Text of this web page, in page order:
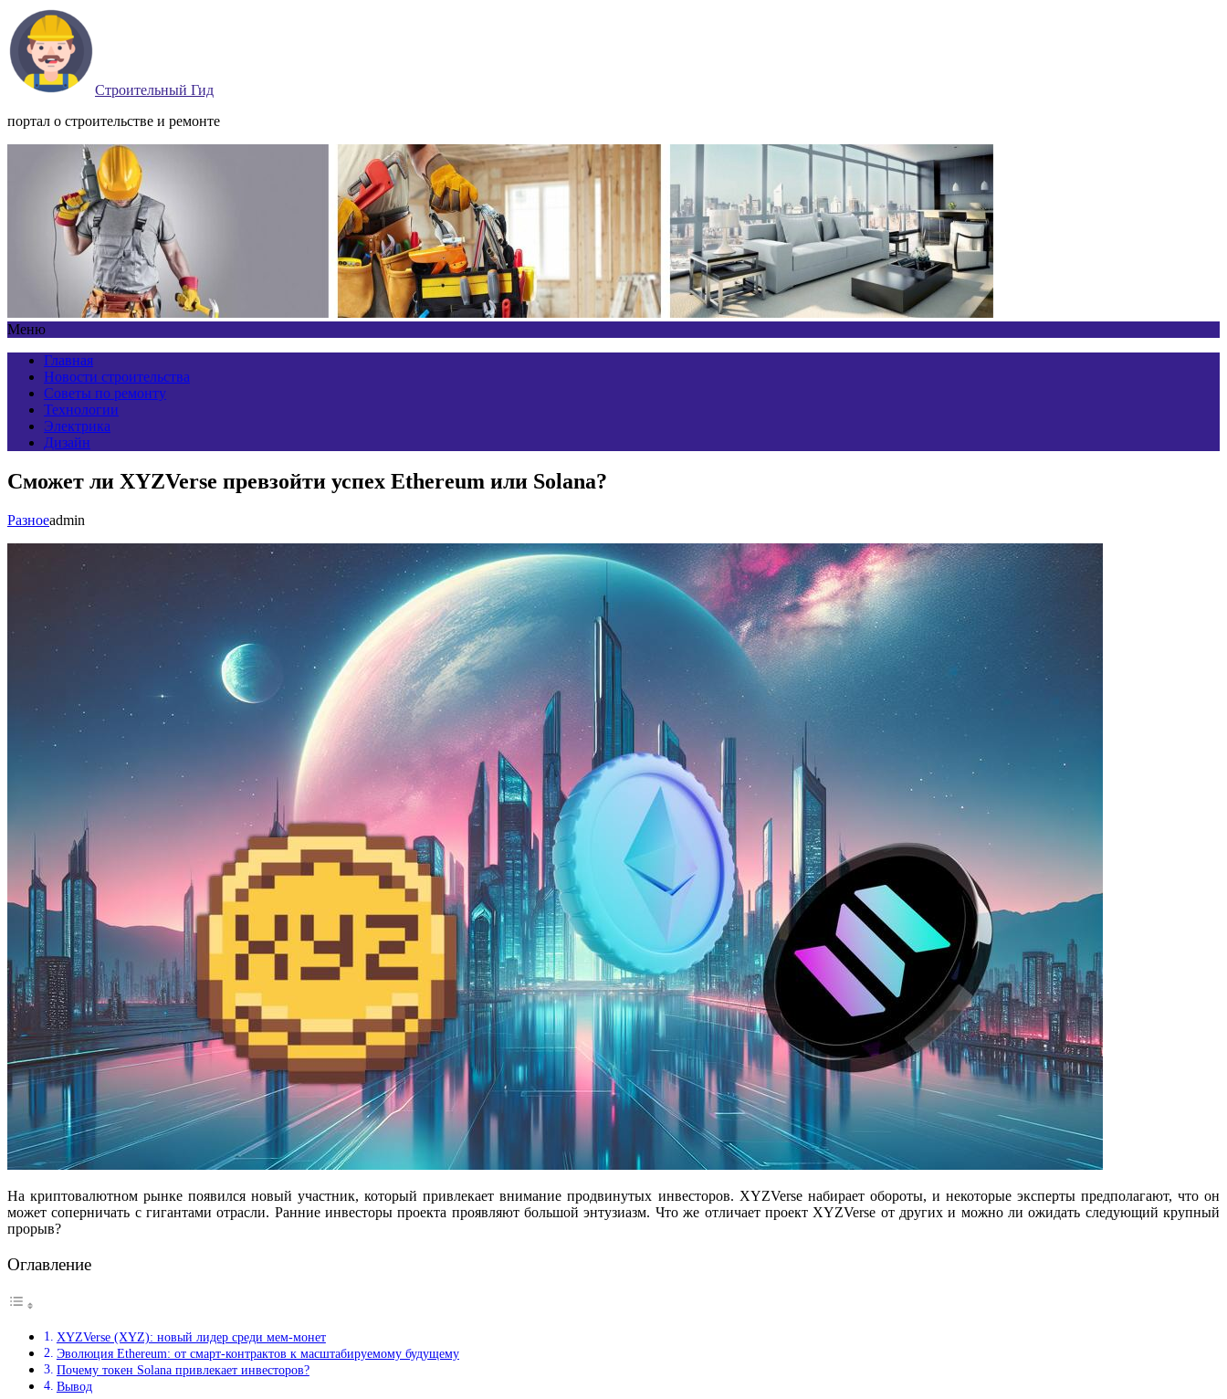
Строительный Гид
портал о строительстве и ремонте
Меню
Главная
Новости строительства
Советы по ремонту
Технологии
Электрика
Дизайн
Сможет ли XYZVerse превзойти успех Ethereum или Solana?
Разноеadmin
На криптовалютном рынке появился новый участник, который привлекает внимание продвинутых инвесторов. XYZVerse набирает обороты, и некоторые эксперты предполагают, что он
может соперничать с гигантами отрасли. Ранние инвесторы проекта проявляют большой энтузиазм. Что же отличает проект XYZVerse от других и можно ли ожидать следующий крупный
прорыв?
Оглавление
XYZVerse (XYZ): новый лидер среди мем-монет
Эволюция Ethereum: от смарт-контрактов к масштабируемому будущему
Почему токен Solana привлекает инвесторов?
Вывод